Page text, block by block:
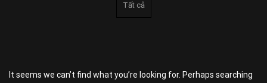
Tất cả
It seems we can’t find what you’re looking for. Perhaps searching